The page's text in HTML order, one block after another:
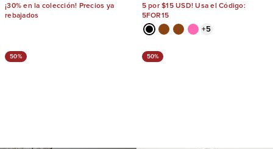
¡30% en la colección! Precios ya
rebajados
5 por $15 USD! Usa el Código:
5FOR15
+5
50% 50%